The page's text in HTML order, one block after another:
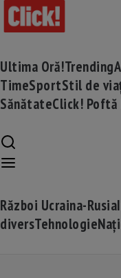
Ultima Oră!Trending
TimeSportStil de
SănătateClick! Poftă
Război Ucraina-Rusia
diversTehnologie